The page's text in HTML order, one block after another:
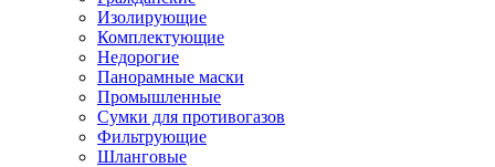
Изолирующие
Комплектующие
Недорогие
Панорамные маски
Промышленные
Сумки для противогазов
Фильтрующие
Шланговые